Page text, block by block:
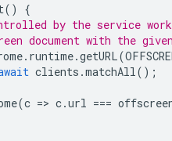
()
{
by the service
document with the
. runtime.getURL(
clients .matchAll ();
(c => c.url ===